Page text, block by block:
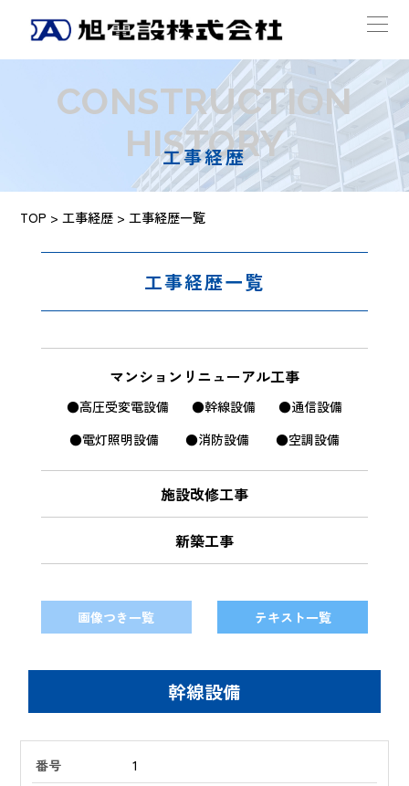
CONSTRUCTION
HISTORY
工事経歴
TOP >工事経歴 > 工事経歴一覧
工事経歴一覧
マンションリニューアル工事
●高圧受変電設備 ●幹線設備
●通信設備
●電灯照明設備
●消防設備 ●空調設備
施設改修工事
新築工事
画像つき一覧 テキスト一覧
幹線設備
1